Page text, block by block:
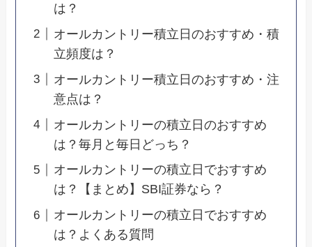
は？
オールカントリー積立日のおすすめ・積
立頻度は？
オールカントリー積立日のおすすめ・注
意点は？
オールカントリーの積立日のおすすめ
は？毎月と毎日どっち？
オールカントリーの積立日でおすすめ
は？【まとめ】SBI証券なら？
オールカントリーの積立日でおすすめ
は？よくある質問